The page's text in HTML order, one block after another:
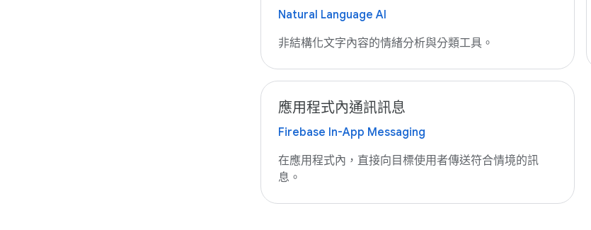
Natural Language AI
非結構化文字內容的情緒分析與分類工具。
應用程式內通訊訊息
Firebase In-App Messaging
在應用程式內，直接向目標使用者傳送符合情境的訊
息。